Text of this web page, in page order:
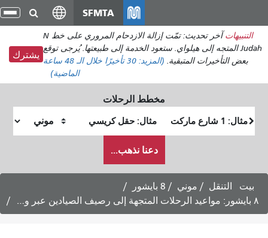
انتقل
إلى
المحتوى
الرئيسي
SFMTA
التنبيهات
آخر تحديث: تمّت إزالة الازدحام المروري على خط N
Judah المتجه إلى هيلواي. ستعود الخدمة إلى طبيعتها. يُرجى توقع
بعض التأخيرات المتبقية. (المزيد: 30 تأخيرًا
خلال الـ 48 ساعة
الماضية)
يشترك
مخطط الرحلات
البداية
النهاية
أرغب
في
السفر
دعنا نذهب...
بيت التنقل موني
8 بايشور
٨ بايشور: مواعيد الرحلات المتجهة إلى رصيف الصيادين عبر وسط المدينة - خدمة أيام الأسبوع